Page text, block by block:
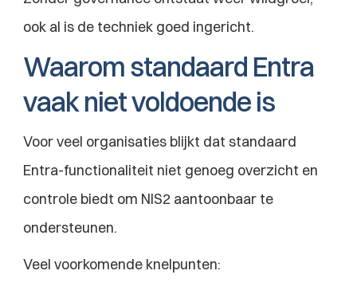
ook al is de techniek goed ingericht.
Waarom standaard Entra
vaak niet voldoende is
Voor veel organisaties blijkt dat standaard
Entra-functionaliteit niet genoeg overzicht en
controle biedt om NIS2 aantoonbaar te
ondersteunen.
Veel voorkomende knelpunten: